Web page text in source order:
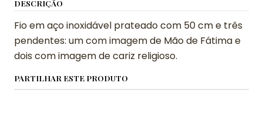
DESCRIÇÃO
Fio em aço inoxidável prateado com 50 cm e três
pendentes: um com imagem de Mão de Fátima e
dois com imagem de cariz religioso.
PARTILHAR ESTE PRODUTO